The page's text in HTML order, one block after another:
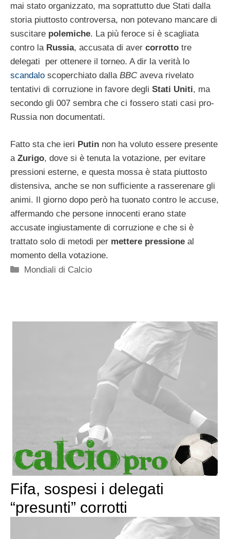
mai stato organizzato, ma soprattutto due Stati dalla
storia piuttosto controversa, non potevano mancare di
suscitare polemiche. La più feroce si è scagliata
contro la Russia, accusata di aver corrotto tre
delegati per ottenere il torneo. A dir la verità lo
scandalo scoperchiato dalla BBC aveva rivelato
tentativi di corruzione in favore degli Stati Uniti, ma
secondo gli 007 sembra che ci fossero stati casi pro-
Russia non documentati.
Fatto sta che ieri Putin non ha voluto essere presente
a Zurigo, dove si è tenuta la votazione, per evitare
pressioni esterne, e questa mossa è stata piuttosto
distensiva, anche se non sufficiente a rasserenare gli
animi. Il giorno dopo però ha tuonato contro le accuse,
affermando che persone innocenti erano state
accusate ingiustamente di corruzione e che si è
trattato solo di metodi per mettere pressione al
momento della votazione.
Categorie
Mondiali di Calcio
Fifa, sospesi i delegati
“presunti” corrotti